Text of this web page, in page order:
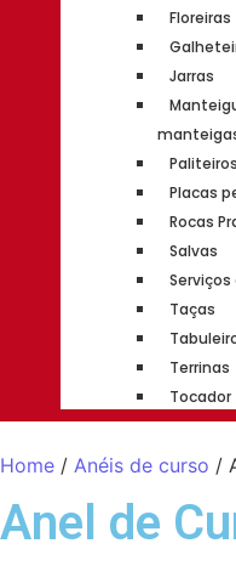
Floreiras
Jarras
Placas
Rocas
Salvas
Serviços
Taças
Terrinas
Tocador
Home / Anéis de curso /
Anel de